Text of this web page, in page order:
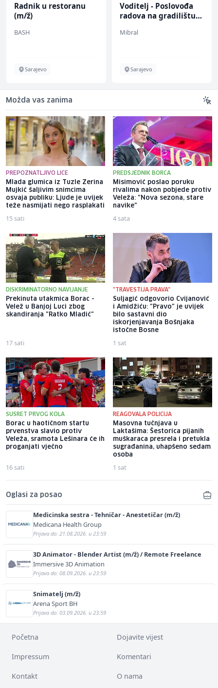
Radnik u restoranu
(m/ž)
BASH
Sarajevo
Voditelj - Poslovođa
radova na gradilištu
Mibral
Sarajevo
Možda vas zanima
PREPOZNATLJIVO LICE
Mlada glumica iz Tuzle Zerina
Mujkić šaljivim snimcima
osvaja publiku: Ljude je uvijek
teže nasmijati nego rasplakati
15 sati
PREDSJEDNIK BORCA
Misimović poslao poruku
rivalima nakon pobjede protiv
Veleža: "Nova sezona, stare
navike"
4 sata
DISKRIMINATORNO NAVIJANJE
Prekinuta utakmica Borac -
Velež u Banjoj Luci zbog
skandiranja "Ratko Mladić"
17 sati
"TRAVESTIJA PRAVA"
Suljagić odgovorio Cvijanović
i Amidžiću: "Pravo" je uvijek
bilo sastavni dio
iskorjenjavanja Bošnjaka
istočne Bosne
1 sat
SUSRET PRVOG KOLA
Borac u haotičnom startu
prvenstva slavio protiv
Veleža, sramota Lešinara će ih
proganjati vječno
16 sati
REAGOVALA POLICIJA
Masovna tučnjava u
Laktašima: Šestorica pijanih
muškaraca presrela i pretukla
sugrađanina, uhapšeno sedam
osoba
1 sat
Oglasi za posao
Medicinska sestra - Tehničar - Anestetičar (m/ž)
Medicana Health Group
Prijava do: 21.08.2026. u 23:59
3D Animator - Blender Artist (m/ž) / Remote Freelance
Immersive 3D Animation
Prijava do: 08.09.2026. u 23:59
Snimatelj (m/ž)
Arena Sport BH
Prijava do: 03.09.2026. u 23:59
Početna Dojavite vijest
Impressum Komentari
Kontakt O nama